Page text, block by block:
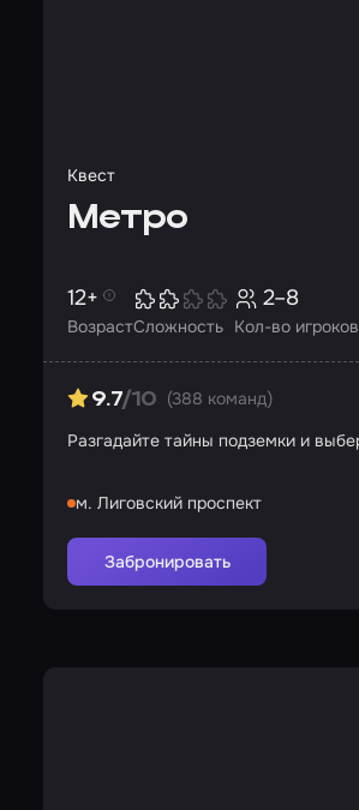
Квест
Метро
Возраст
12+
Сложность Кол-во игроков
2–8
9.7/10 (388 команд)
Разгадайте тайны подземки и
м. Лиговский проспект
Забронировать